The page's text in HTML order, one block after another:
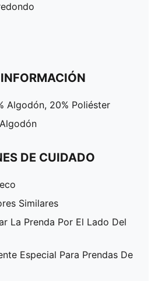
Algodón, 20% Poliéster
DE CUIDADO
Similares
La Prenda Por El Lado Del
Especial Para Prendas De